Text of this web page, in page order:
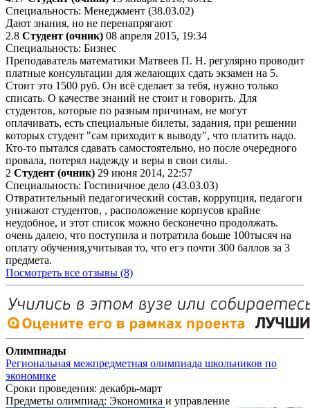
Специальность: Менеджмент (38.03.02)
Дают знания, но не перенапрягают
2.8 Студент (очник) 08 апреля 2015, 19:34
Специальность: Бизнес
Преподаватель математики Матвеев П. Н. регулярно проводит
платные консультации для желающих сдать экзамен на 5.
Стоит это 1500 руб. Он всё сделает за тебя, нужно только
списать. О качестве знаний не стоит и говорить. Для
студентов, которые по разным причинам, не могут
оплачивать, есть специальные билеты, задания, при решении
которых студент "сам приходит к выводу", что платить надо.
Кто-то пытался сдавать самостоятельно, но после очередного
провала, потерял надежду и веры в свои силы.
2 Студент (очник) 29 июня 2014, 22:57
Специальность: Гостиничное дело (43.03.03)
Отвратительный педагогический состав, коррупция, педагоги
унижают студентов, , расположение корпусов крайне
неудобное, и этот список можно бесконечно продолжать.
очень далею, что поступила и потратила боьше 100тысяч на
оплату обучения,учитывая то, что егэ почти 300 баллов за 3
предмета.
Посмотреть все отзывы (8)
Олимпиады
Региональная межпредметная олимпиада школьников по
экономике
Сроки проведения: декабрь-март
Предметы олимпиад: Экономика и управление